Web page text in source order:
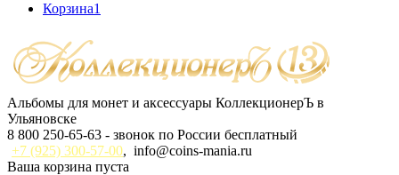
Корзина1
Альбомы для монет и аксессуары КоллекционерЪ в
Ульяновске
8 800 250-65-63 - звонок по России бесплатный
+7 (925) 300-57-00, info@coins-mania.ru
Ваша корзина пуста